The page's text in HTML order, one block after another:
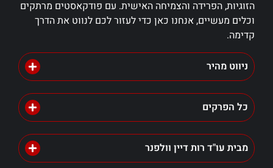
הזוגיות, הפרידה והצמיחה האישית. עם פודקאסטים מרתקים
וכלים מעשיים, אנחנו כאן כדי לעזור לכם לנווט את הדרך
קדימה.
ניווט מהיר
כל הפרקים
מבית עו"ד רות דיין וולפנר